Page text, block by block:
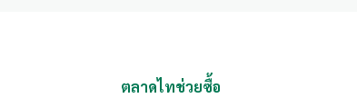
ตลาดไทช่วยซื้อ